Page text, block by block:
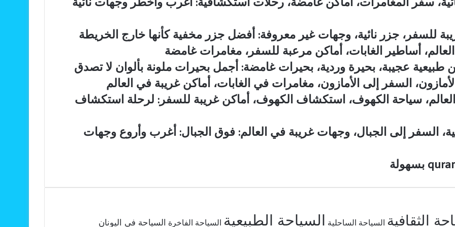
للسفر، جزر نائية، وجهات غير معروفة: أفضل جزر مخفية كأنها خارج الخريطة
أساطير الغابات، أماكن مرعبة للسفر، مغامرات غامضة
طبيعية عجيبة، بحيرة وردية، بحيرات غامضة: أجمل بحيرات ملونة بألوان لا تصدق
السفر إلى الأمازون، مغامرات في الغابات، أماكن غريبة في العالم
سياحة الكهوف، استكشاف الكهوف، أماكن غريبة للسفر: لرحلة استكشاف
السفر إلى الجبال، وجهات غريبة في العالم: فوق الجبال: أغرب وأروع وجهات
الثقافية السياحة الساحلية السياحة الطبيعية السياحة الفاخرة السياحة في اليونان